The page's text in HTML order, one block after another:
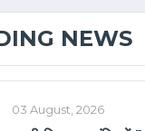
NEWS
03 August, 2026